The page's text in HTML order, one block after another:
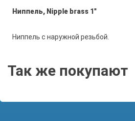
Ниппель, Nipple brass 1"
Ниппель с наружной резьбой.
Так же покупают